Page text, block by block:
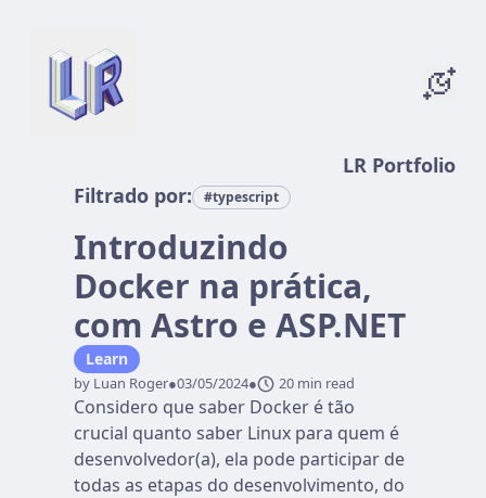
LR Portfolio
Filtrado por:
#typescript
Introduzindo
Docker na prática,
com Astro e ASP.NET
Learn
by Luan Roger●03/05/2024● 20 min read
Considero que saber Docker é tão
crucial quanto saber Linux para quem é
desenvolvedor(a), ela pode participar de
todas as etapas do desenvolvimento, do